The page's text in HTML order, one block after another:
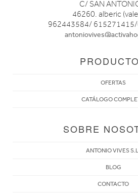
C/ SAN
46260. alberic
962443584/
OFERTAS
CATÁLOGO
SOBRE
ANTONIO VIVES
BLOG
CONTACTO